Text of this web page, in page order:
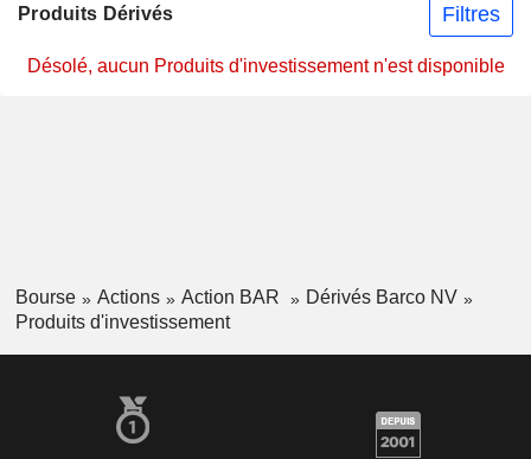
Produits Dérivés Filtres
Désolé, aucun Produits d'investissement n'est disponible
Bourse Actions Action BAR
Dérivés Barco NV
Produits d'investissement